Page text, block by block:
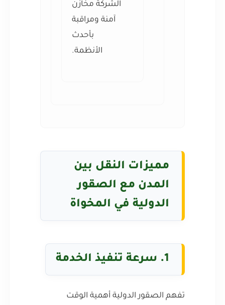
الشركة مخازن
آمنة ومراقبة
بأحدث
الأنظمة.
مميزات النقل بين
المدن مع الصقور
الدولية في المخواة
1. سرعة تنفيذ الخدمة
تفهم الصقور الدولية أهمية الوقت